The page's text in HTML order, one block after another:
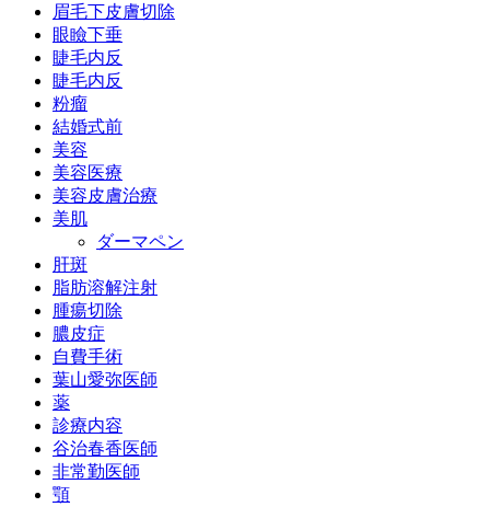
眉毛下皮膚切除
眼瞼下垂
睫毛内反
睫毛内反
粉瘤
結婚式前
美容
美容医療
美容皮膚治療
美肌
ダーマペン
肝斑
脂肪溶解注射
腫瘍切除
膿皮症
自費手術
葉山愛弥医師
薬
診療内容
谷治春香医師
非常勤医師
顎